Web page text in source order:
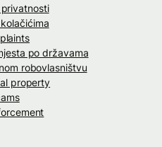
po državama
robovlasništvu
property